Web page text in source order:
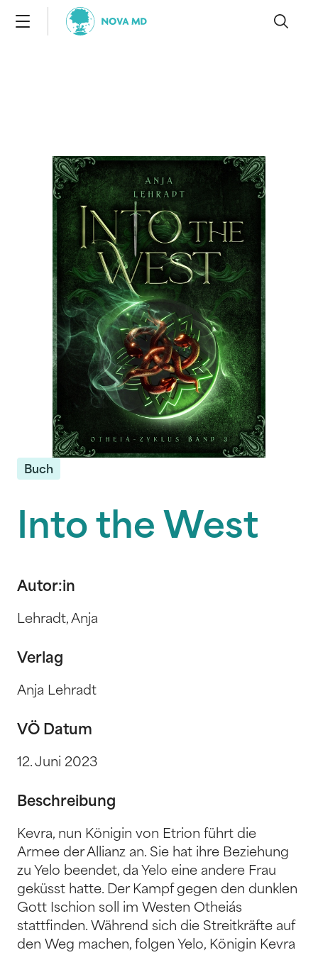
Buch
Into the West
Autor:in
Lehradt, Anja
Verlag
Anja Lehradt
VÖ Datum
12. Juni 2023
Beschreibung
Kevra, nun Königin von Etrion führt die
Armee der Allianz an. Sie hat ihre Beziehung
zu Yelo beendet, da Yelo eine andere Frau
geküsst hatte. Der Kampf gegen den dunklen
Gott Ischion soll im Westen Otheiás
stattfinden. Während sich die Streitkräfte auf
den Weg machen, folgen Yelo, Königin Kevra